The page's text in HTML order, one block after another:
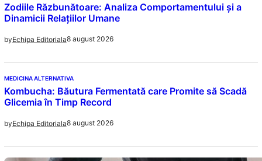
Zodiile Răzbunătoare: Analiza Comportamentului și a
Dinamicii Relațiilor Umane
byEchipa Editoriala8 august 2026
MEDICINA ALTERNATIVA
Kombucha: Băutura Fermentată care Promite să Scadă
Glicemia în Timp Record
byEchipa Editoriala8 august 2026